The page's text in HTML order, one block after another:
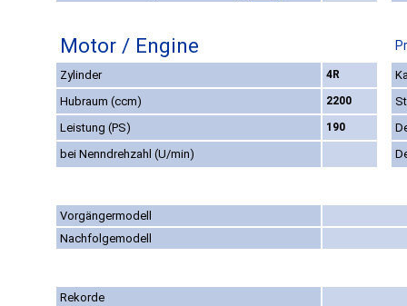
Motor / Engine
Zylinder 4R
Hubraum (ccm)
2200
Leistung (PS)
190
bei Nenndrehzahl (U/min)
Vorgängermodell
Nachfolgemodell
Rekorde